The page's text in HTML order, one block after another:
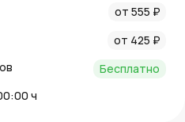
от 555 ₽
от 425 ₽
Бесплатно
ч